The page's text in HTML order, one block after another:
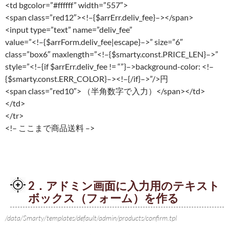
<td bgcolor=”#ffffff” width=”557″>
<span class=”red12″><!–{$arrErr.deliv_fee}–></span>
<input type=”text” name=”deliv_fee”
value=”<!–{$arrForm.deliv_fee|escape}–>” size=”6″
class=”box6″ maxlength=”<!–{$smarty.const.PRICE_LEN}–>”
style=”<!–{if $arrErr.deliv_fee != “”}–>background-color: <!–
{$smarty.const.ERR_COLOR}–><!–{/if}–>”/>円
<span class=”red10″> （半角数字で入力）</span></td>
</td>
</tr>
<!– ここまで商品送料 –>
2．アドミン画面に入力用のテキスト
ボックス（フォーム）を作る
/data/Smarty/templates/default/admin/products/confirm.tpl